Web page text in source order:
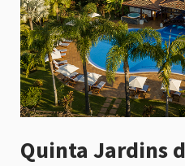
Quinta Jardins